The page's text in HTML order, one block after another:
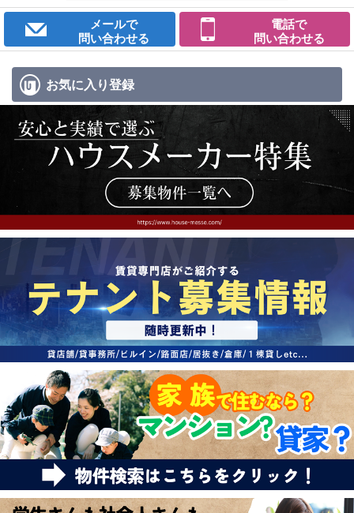
メールで
問い合わせる
電話で
問い合わせる
お気に入り登録